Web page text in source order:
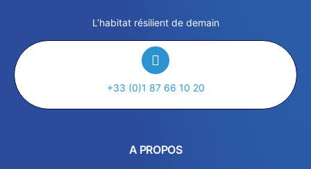
L’habitat résilient de demain
+33 (0)1 87 66 10 20
A PROPOS